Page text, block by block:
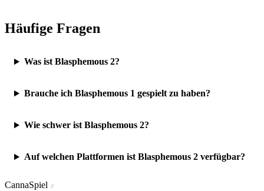
Häufige Fragen
Was ist Blasphemous 2?
Brauche ich Blasphemous 1 gespielt zu haben?
Wie schwer ist Blasphemous 2?
Auf welchen Plattformen ist Blasphemous 2 verfügbar?
CannaSpiel ℒ